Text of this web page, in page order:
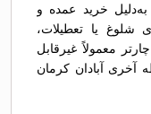
خرید عمده و
یا تعطیلات،
معمولاً غیرقابل
آخری آبادان کرمان